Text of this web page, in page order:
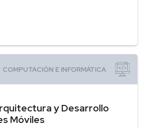
y Desarrollo
Móviles